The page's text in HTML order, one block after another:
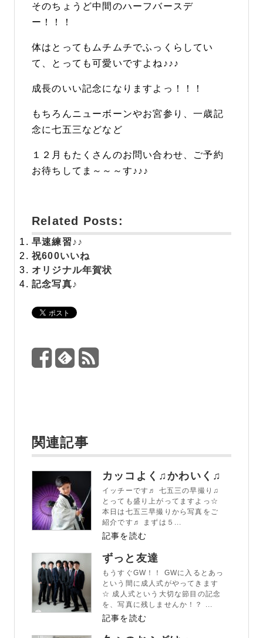
そのちょうど中間のハーフバースデ
ー！！！
体はとってもムチムチでふっくらしてい
て、とっても可愛いですよね♪♪♪
成長のいい記念になりますよっ！！！
もちろんニューボーンやお宮参り、一歳記
念に七五三などなど
１２月もたくさんのお問い合わせ、ご予約
お待ちしてま～～～す♪♪♪
Related Posts:
早速練習♪♪
祝600いいね
オリジナル年賀状
記念写真♪
関連記事
カッコよく♫かわいく♫
イッチーです♬ 七五三の早撮り♫
とっても盛り上がってますよっ☆
本日は七五三早撮りから写真をご
紹介です♬ まずは５...
記事を読む
ずっと友達
もうすぐGW！！ GWに入るとあっ
という間に成人式がやってきます
☆ 成人式という大切な節目の記念
を、写真に残しませんか！？ ...
記事を読む